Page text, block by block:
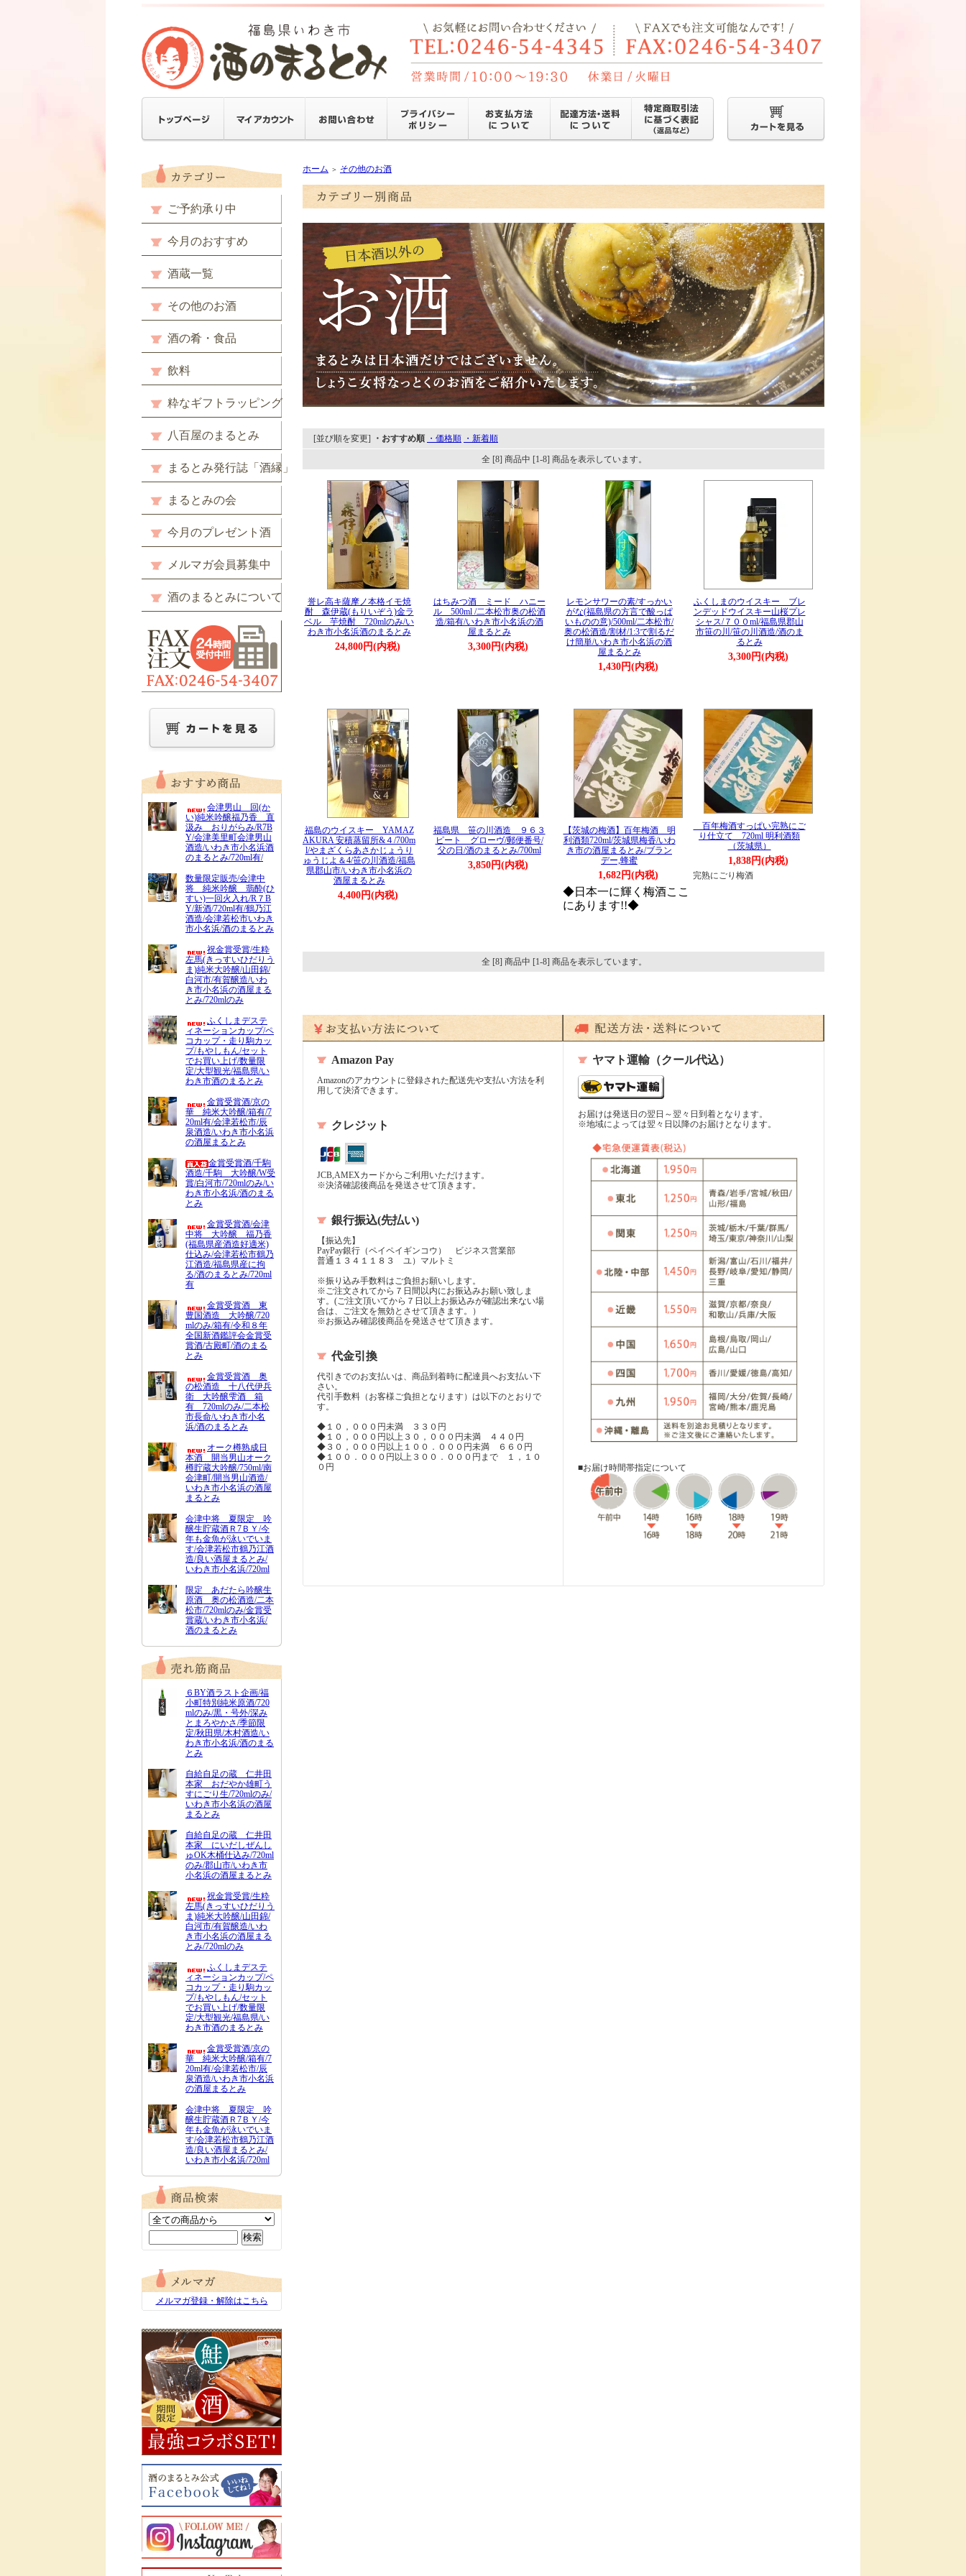
ご予約承り中
今月のおすすめ
酒蔵一覧
その他のお酒
酒の肴・食品
飲料
粋なギフトラッピング
八百屋のまるとみ
まるとみ発行誌「酒縁」
まるとみの会
今月のプレゼント酒
メルマガ会員募集中
酒のまるとみについて
会津男山 回(か
い)純米吟醸福乃香 直
汲み おりがらみ/R7B
Y/会津美里町会津男山
酒造/いわき市小名浜酒
のまるとみ/720ml有/
数量限定販売/会津中
将 純米吟醸 翡酔(ひ
すい)一回火入れ/R７B
Y/新酒/720ml有/鶴乃江
酒造/会津若松市いわき
市小名浜/酒のまるとみ
祝金賞受賞/生粋
左馬(きっすいひだりう
ま)純米大吟醸/山田錦/
白河市/有賀醸造/いわ
き市小名浜の酒屋まる
とみ/720mlのみ
ふくしまデステ
ィネーションカップ/ペ
コカップ・走り駒カッ
プ/もやしもん/セット
でお買い上げ/数量限
定/大型観光/福島県/い
わき市酒のまるとみ
金賞受賞酒/京の
華 純米大吟醸/箱有/7
20ml有/会津若松市/辰
泉酒造/いわき市小名浜
の酒屋まるとみ
金賞受賞酒/千駒
酒造/千駒 大吟醸/W受
賞/白河市/720mlのみ/い
わき市小名浜/酒のまる
とみ
金賞受賞酒/会津
中将 大吟醸 福乃香
(福島県産酒造好適米)
仕込み/会津若松市鶴乃
江酒造/福島県産に拘
る/酒のまるとみ/720ml
有
金賞受賞酒 東
豊国酒造 大吟醸/720
mlのみ/箱有/令和８年
全国新酒鑑評会金賞受
賞酒/古殿町/酒のまる
とみ
金賞受賞酒 奥
の松酒造 十八代伊兵
衛 大吟醸雫酒 箱
有 720mlのみ/二本松
市長命/いわき市小名
浜/酒のまるとみ
オーク樽熟成日
本酒 開当男山オーク
樽貯蔵大吟醸/750ml/南
会津町/開当男山酒造/
いわき市小名浜の酒屋
まるとみ
会津中将 夏限定 吟
醸生貯蔵酒Ｒ7ＢＹ/今
年も金魚が泳いでいま
す/会津若松市鶴乃江酒
造/良い酒屋まるとみ/
いわき市小名浜/720ml
限定 あだたら吟醸生
原酒 奥の松酒造/二本
松市/720mlのみ/金賞受
賞蔵/いわき市小名浜/
酒のまるとみ
６BY酒ラスト企画/福
小町特別純米原酒/720
mlのみ/黒・号外/深み
とまろやかさ/季節限
定/秋田県/木村酒造/い
わき市小名浜/酒のまる
とみ
自給自足の蔵 仁井田
本家 おだやか雄町う
すにごり生/720mlのみ/
いわき市小名浜の酒屋
まるとみ
自給自足の蔵 仁井田
本家 にいだしぜんし
ゅOK木桶仕込み/720ml
のみ/郡山市/いわき市
小名浜の酒屋まるとみ
祝金賞受賞/生粋
左馬(きっすいひだりう
ま)純米大吟醸/山田錦/
白河市/有賀醸造/いわ
き市小名浜の酒屋まる
とみ/720mlのみ
ふくしまデステ
ィネーションカップ/ペ
コカップ・走り駒カッ
プ/もやしもん/セット
でお買い上げ/数量限
定/大型観光/福島県/い
わき市酒のまるとみ
金賞受賞酒/京の
華 純米大吟醸/箱有/7
20ml有/会津若松市/辰
泉酒造/いわき市小名浜
の酒屋まるとみ
会津中将 夏限定 吟
醸生貯蔵酒Ｒ7ＢＹ/今
年も金魚が泳いでいま
す/会津若松市鶴乃江酒
造/良い酒屋まるとみ/
いわき市小名浜/720ml
メルマガ登録・解除はこちら
ホーム ＞ その他のお酒
[並び順を変更] ・おすすめ順 ・価格順 ・新着順
全 [8] 商品中 [1-8] 商品を表示しています。
誉レ高キ薩摩ノ本格イモ焼
酎 森伊蔵(もりいぞう)金ラ
ベル 芋焼酎 720mlのみ/い
わき市小名浜酒のまるとみ
24,800円(内税)
はちみつ酒 ミード ハニー
ル 500ml /二本松市奥の松酒
造/箱有/いわき市小名浜の酒
屋まるとみ
3,300円(内税)
レモンサワーの素/すっかい
がな(福島県の方言で酸っぱ
いものの意)/500ml/二本松市/
奥の松酒造/割材/1:3で割るだ
け簡単/いわき市小名浜の酒
屋まるとみ
1,430円(内税)
ふくしまのウイスキー ブレ
ンデッドウイスキー山桜プレ
シャス/７００ml/福島県郡山
市笹の川/笹の川酒造/酒のま
るとみ
3,300円(内税)
福島のウイスキー YAMAZ
AKURA 安積蒸留所&４/700m
l/やまざくらあさかじょうり
ゅうじよ＆4/笹の川酒造/福島
県郡山市/いわき市小名浜の
酒屋まるとみ
4,400円(内税)
福島県 笹の川酒造 ９６３
ピート グローヴ/郵便番号/
父の日/酒のまるとみ/700ml
3,850円(内税)
【茨城の梅酒】百年梅酒 明
利酒類720ml/茨城県梅香/いわ
き市の酒屋まるとみ/ブラン
デー,蜂蜜
1,682円(内税)
◆日本一に輝く梅酒ここ
にあります!!◆
百年梅酒すっぱい完熟にご
り仕立て 720ml 明利酒類
（茨城県）
1,838円(内税)
完熟にごり梅酒
全 [8] 商品中 [1-8] 商品を表示しています。
Amazon Pay
Amazonのアカウントに登録された配送先や支払い方法を利
用して決済できます。
クレジット
JCB,AMEXカードからご利用いただけます。
※決済確認後商品を発送させて頂きます。
銀行振込(先払い)
【振込先】
PayPay銀行（ペイペイギンコウ） ビジネス営業部
普通１３４１１８３ ユ）マルトミ
※振り込み手数料はご負担お願いします。
※ご注文されてから７日間以内にお振込みお願い致しま
す。(ご注文頂いてから７日以上お振込みが確認出来ない場
合は、ご注文を無効とさせて頂きます。）
※お振込み確認後商品を発送させて頂きます。
代金引換
代引きでのお支払いは、商品到着時に配達員へお支払い下
さい。
代引手数料（お客様ご負担となります）は以下のとおりで
す。
◆１０，０００円未満 ３３０円
◆１０，０００円以上３０，０００円未満 ４４０円
◆３０，０００円以上１００．０００円未満 ６６０円
◆１００．０００円以上３００．０００円まで １，１０
０円
ヤマト運輸（クール代込）
お届けは発送日の翌日～翌々日到着となります。
※地域によっては翌々日以降のお届けとなります。
■お届け時間帯指定について